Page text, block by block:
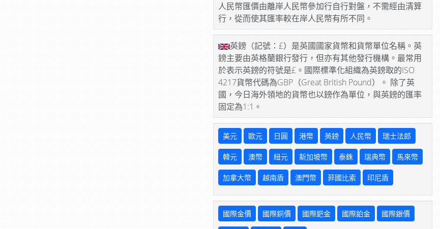
人民幣匯價由離岸人民幣參加行自行對盤，不需經由清算
行，從而使其匯率較在岸人民幣有所不同。
英鎊（記號：£）是英國國家貨幣和貨幣單位名稱。英
鎊主要由英格蘭銀行發行，但亦有其他發行機構。最常用
於表示英鎊的符號是£。國際標準化組織為英鎊取的ISO
4217貨幣代碼為GBP（Great British Pound）。 除了英
國，今日海外領地的貨幣也以鎊作為單位，與英鎊的匯率
固定為1:1。
美元 歐元 日圓 港幣 英鎊 人民幣 瑞士法郎
韓元 澳幣 紐元 新加坡幣 泰銖 瑞典幣 馬來幣
加拿大幣 越南盾 澳門幣 菲國比索 印尼盾
國際金價 國際銅價 國際鈀金 國際鉑金 國際銀價